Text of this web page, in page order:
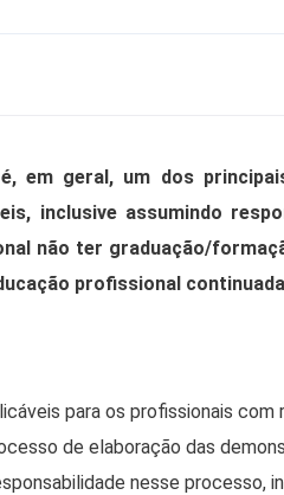
em geral, um dos
inclusive assumindo
não ter graduação/
profissional
para os profissionais com
de elaboração das
nesse processo,